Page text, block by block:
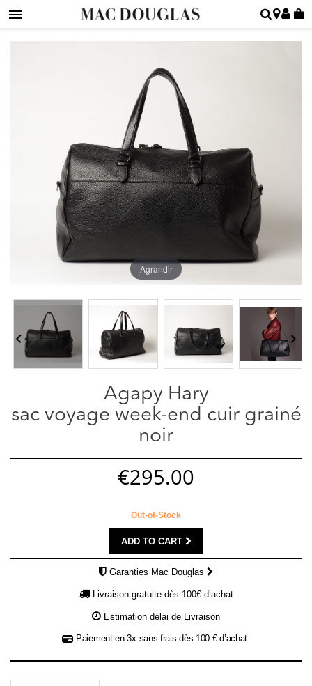
Agrandir
 
Agapy Hary
sac voyage week-end cuir grainé
noir
€295.00
Out-of-Stock
ADD TO CART
Garanties Mac Douglas
Livraison gratuite dès 100€ d’achat
Estimation délai de Livraison
Paiement en 3x sans frais dès 100 € d’achat